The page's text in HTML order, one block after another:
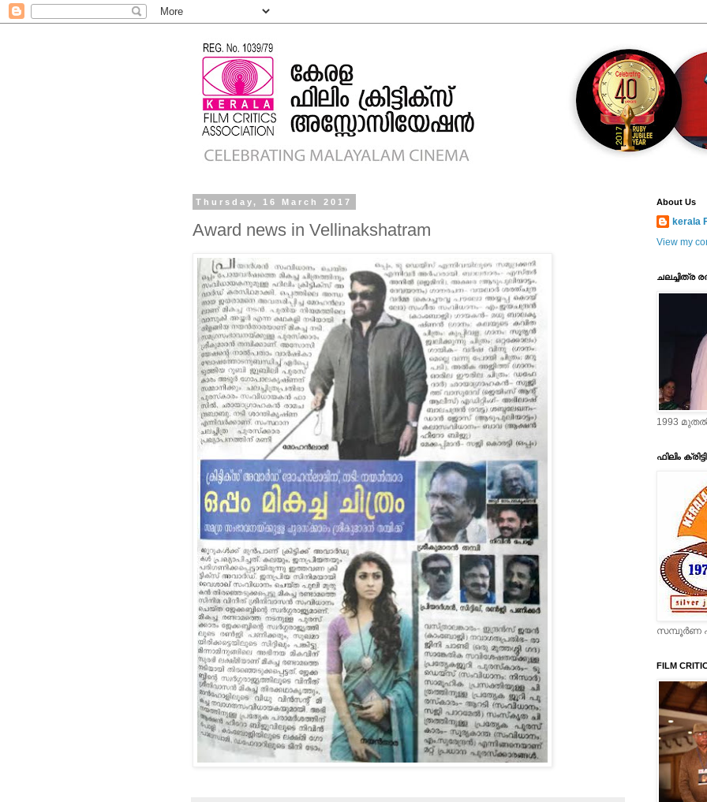
Thursday, 16 March 2017
Award news in Vellinakshatram
About Us
kerala
View my
ചലച്ചിത്ര
1993
ഫിലിം
സമ്പൂര്‍ണ
FILM